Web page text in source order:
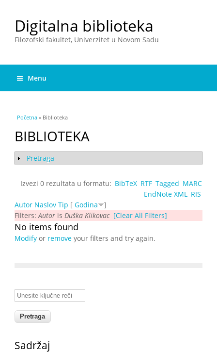
Digitalna biblioteka
Filozofski fakultet, Univerzitet u Novom Sadu
Menu
You are here
Početna » Biblioteka
BIBLIOTEKA
Show
Pretraga
Izvezi 0 rezultata u formatu: BibTeX RTF Tagged MARC
EndNote XML
RIS
Autor Naslov Tip [ Godina
]
Filters: Autor is Duška Klikovac [Clear All Filters]
No items found
Modify or remove your filters and try again.
Unesite ključne reči
Sadržaj